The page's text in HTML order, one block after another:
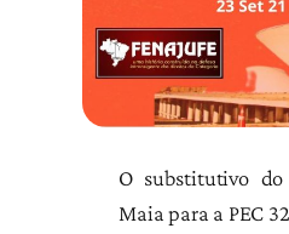
O substitutivo
Maia para a PEC